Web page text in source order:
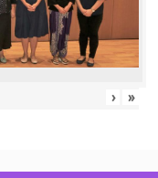
› »